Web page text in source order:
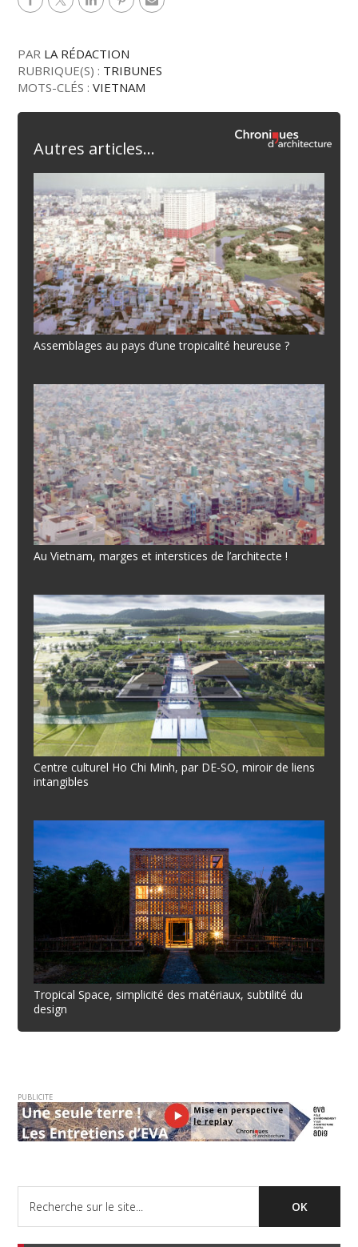
PAR LA RÉDACTION
RUBRIQUE(S) : TRIBUNES
MOTS-CLÉS :VIETNAM
Autres articles...
Assemblages au pays d’une tropicalité heureuse ?
Au Vietnam, marges et interstices de l’architecte !
Centre culturel Ho Chi Minh, par DE-SO, miroir de liens
intangibles
Tropical Space, simplicité des matériaux, subtilité du
design
PUBLICITE